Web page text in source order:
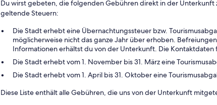
Du wirst gebeten, die folgenden Gebühren direkt in der Unterkunft
geltende Steuern:
Die Stadt erhebt eine Übernachtungssteuer bzw.
möglicherweise nicht das ganze Jahr über erhoben.
Informationen erhältst du von der Unterkunft. Die
Die Stadt erhebt vom 1. November bis 31. März eine
Die Stadt erhebt vom 1. April bis 31. Oktober eine
Diese Liste enthält alle Gebühren, die uns von der Unterkunft